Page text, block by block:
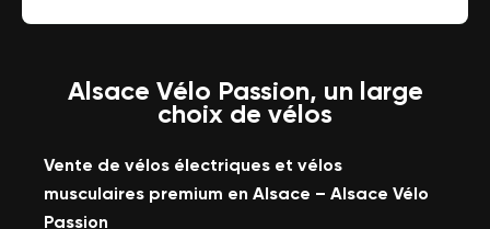
Ajouter à ma liste d'envies
Créer une liste d'envies
Nom de la liste d'envies
((confirmMessage))
Connexion
Vous devez être connecté pour ajouter des produits à
Alsace Vélo Passion, un large
choix de vélos
Vente de vélos électriques et vélos
musculaires premium en Alsace – Alsace Vélo
Passion